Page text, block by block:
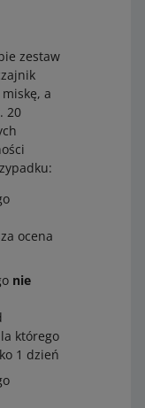
zestaw
a
20
ocena
nie
którego
1 dzień